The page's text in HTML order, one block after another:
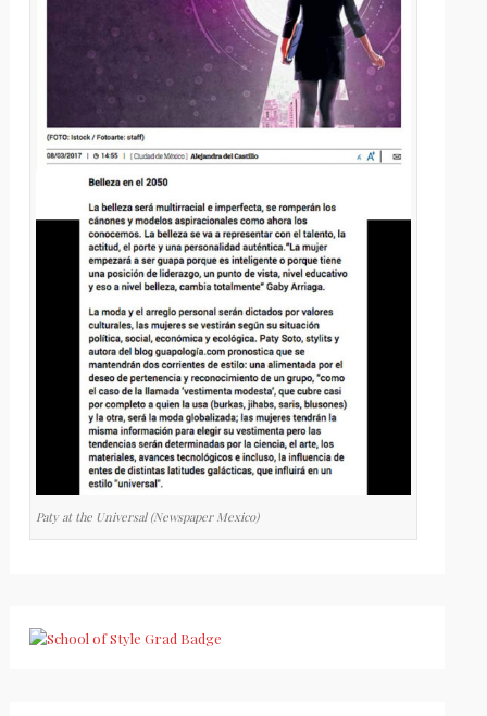
Paty at the Universal (Newspaper Mexico)